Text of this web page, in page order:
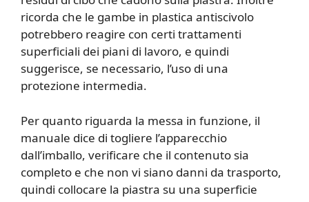
ricorda che le gambe in plastica antiscivolo
potrebbero reagire con certi trattamenti
superficiali dei piani di lavoro, e quindi
suggerisce, se necessario, l’uso di una
protezione intermedia.
Per quanto riguarda la messa in funzione, il
manuale dice di togliere l’apparecchio
dall’imballo, verificare che il contenuto sia
completo e che non vi siano danni da trasporto,
quindi collocare la piastra su una superficie